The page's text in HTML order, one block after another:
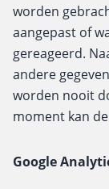
worden
aangepast of
gereageerd.
andere
worden nooit
moment kan
Google